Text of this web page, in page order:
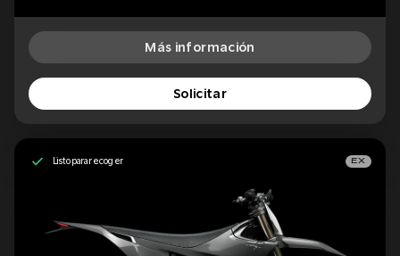
Más información
Solicitar
Listo para recoger EX